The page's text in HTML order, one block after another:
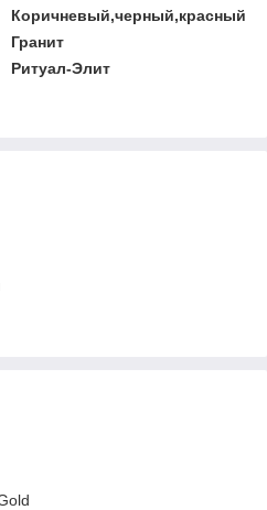
Коричневый,черный,красный
Гранит
Ритуал-Элит